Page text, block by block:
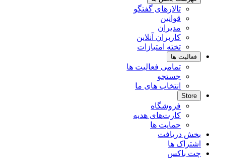
تالارهای گفتگو
قوانین
مدیران
کاربران آنلاین
تخته امتیازات
فعالیت ها
تمامی فعالیت ها
جستجو
انتخاب های ما
Store
فروشگاه
کارت‌های هدیه
حمایت ها
بخش دریافت
اشتراک ها
چت باکس